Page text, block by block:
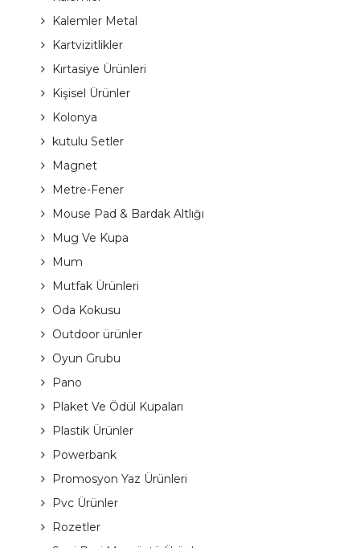
Kalemler Metal
Kartvizitlikler
Kırtasiye Ürünleri
Kişisel Ürünler
Kolonya
kutulu Setler
Magnet
Metre-Fener
Mouse Pad & Bardak Altlığı
Mug Ve Kupa
Mum
Mutfak Ürünleri
Oda Kokusu
Outdoor ürünler
Oyun Grubu
Pano
Plaket Ve Ödül Kupaları
Plastik Ürünler
Powerbank
Promosyon Yaz Ürünleri
Pvc Ürünler
Rozetler